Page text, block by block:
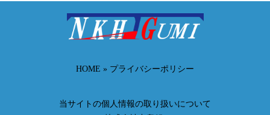
HOME » プライバシーポリシー
当サイトの個人情報の取り扱いについて